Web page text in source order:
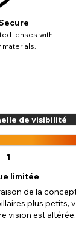
lenses with
de visibilité
1
limitée
de la
plus petits,
vision est altérée.